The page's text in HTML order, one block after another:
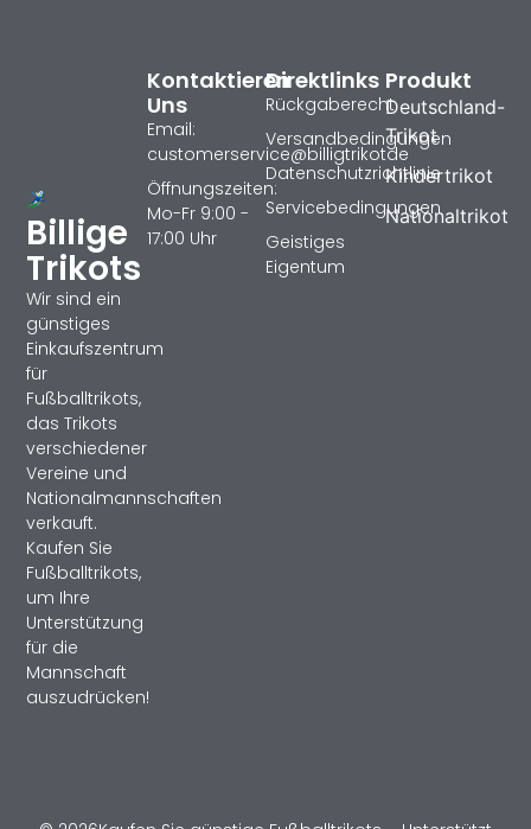
Billige
Trikots
Wir sind ein
günstiges
Einkaufszentrum
für
Fußballtrikots,
das Trikots
verschiedener
Vereine und
Nationalmannschaften
verkauft.
Kaufen Sie
Fußballtrikots,
um Ihre
Unterstützung
für die
Mannschaft
auszudrücken!
Produkt
Deutschland-
Trikot
Kindertrikot
Nationaltrikot
Direktlinks
Rückgaberecht
Versandbedingungen
Datenschutzrichtlinie
Servicebedingungen
Geistiges
Eigentum
Kontaktieren
Uns
Email:
customerservice@billigtrikotde
Öffnungszeiten:
Mo-Fr 9:00 -
17:00 Uhr